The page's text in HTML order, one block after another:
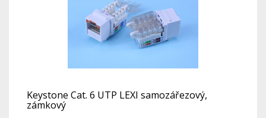
Keystone Cat. 6 UTP LEXI samozářezový,
zámkový